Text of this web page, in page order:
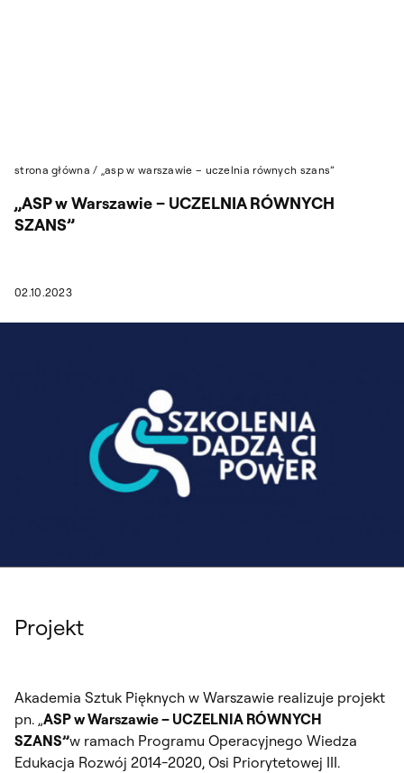
strona główna / „asp w warszawie – uczelnia równych szans”
02.10.2023
„ASP w Warszawie – UCZELNIA RÓWNYCH
SZANS”
Projekt
Akademia Sztuk Pięknych w Warszawie realizuje projekt
pn. „ASP w Warszawie – UCZELNIA RÓWNYCH
SZANS”w ramach Programu Operacyjnego Wiedza
Edukacja Rozwój 2014-2020, Osi Priorytetowej III.